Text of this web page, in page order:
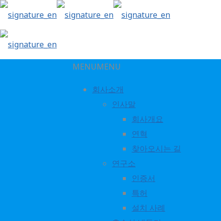
MENUMENU
회사소개
인사말
회사개요
연혁
찾아오시는 길
연구소
인증서
특허
설치 사례
현대중공업 저온수2단흡수냉동